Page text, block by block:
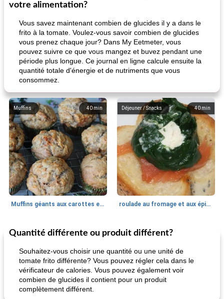
votre alimentation?
Vous savez maintenant combien de glucides il y a dans le
frito à la tomate. Voulez-vous savoir combien de glucides
vous prenez chaque jour? Dans My Eetmeter, vous
pouvez suivre ce que vous mangez et buvez pendant une
période plus longue. Ce journal en ligne calcule ensuite la
quantité totale d'énergie et de nutriments que vous
consommez.
40 min
Muffins
Muffins géants aux carottes et à la banane de Nif
40 min
Déjeuner / Snacks
roulade au fromage et aux épinards
30min
Marques de confiance: recettes et
astuces
Viande et volaille
Quantité différente ou produit différent?
Souhaitez-vous choisir une quantité ou une unité de
tomate frito différente? Vous pouvez régler cela dans le
vérificateur de calories. Vous pouvez également voir
combien de glucides il contient pour un produit
complètement différent.